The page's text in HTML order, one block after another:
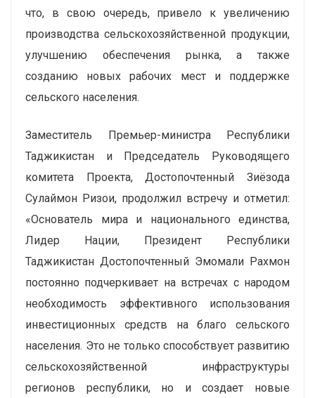
что, в свою очередь, привело к увеличению
производства сельскохозяйственной продукции,
улучшению обеспечения рынка, а также
созданию новых рабочих мест и поддержке
сельского населения.
Заместитель Премьер-министра Республики
Таджикистан и Председатель Руководящего
комитета Проекта, Достопочтенный Зиёзода
Сулаймон Ризои, продолжил встречу и отметил:
«Основатель мира и национального единства,
Лидер Нации, Президент Республики
Таджикистан Достопочтенный Эмомали Рахмон
постоянно подчеркивает на встречах с народом
необходимость эффективного использования
инвестиционных средств на благо сельского
населения. Это не только способствует развитию
сельскохозяйственной инфраструктуры
регионов республики, но и создает новые